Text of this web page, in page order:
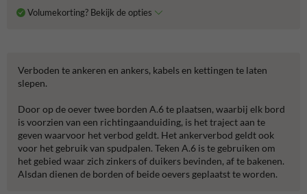
Volumekorting? Bekijk de opties
Verboden te ankeren en ankers, kabels en kettingen te laten
slepen.
Door op de oever twee borden A.6 te plaatsen, waarbij elk bord
is voorzien van een richtingaanduiding, is het traject aan te
geven waarvoor het verbod geldt. Het ankerverbod geldt ook
voor het gebruik van spudpalen. Teken A.6 is te gebruiken om
het gebied waar zich zinkers of duikers bevinden, af te bakenen.
Alsdan dienen de borden of beide oevers geplaatst te worden.